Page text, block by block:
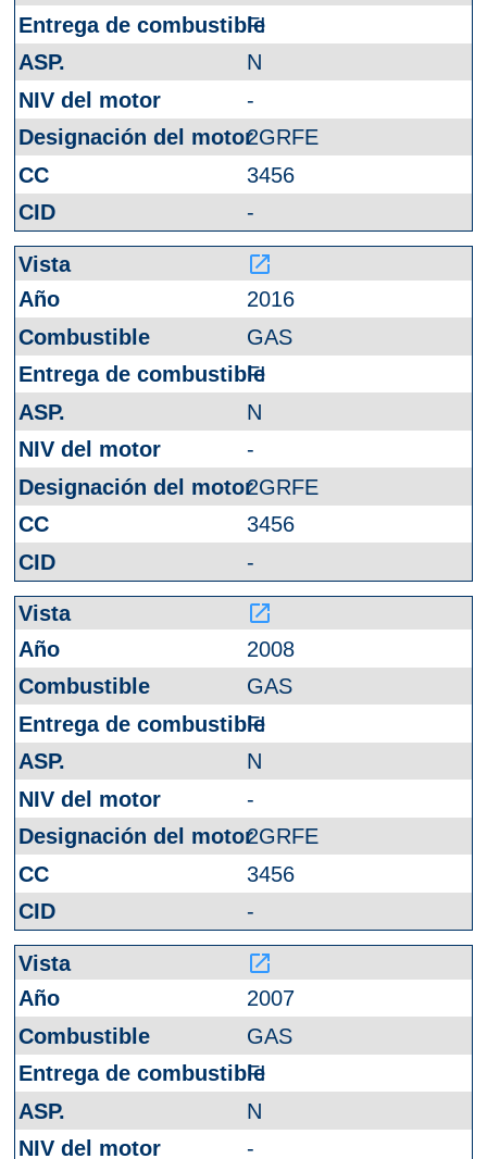
FI
N
-
2GRFE
3456
-
launch
2016
GAS
FI
N
-
2GRFE
3456
-
launch
2008
GAS
FI
N
-
2GRFE
3456
-
launch
2007
GAS
FI
N
-